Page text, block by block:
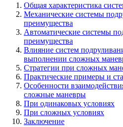
Общая характеристика
Механические системы
преимущества
Автоматические системы
преимущества
Влияние систем
выполнении сложных
Стратегии при сложных
Практические примеры и
Особенности
сложные маневры
При одинаковых условиях
При сложных условиях
Заключение